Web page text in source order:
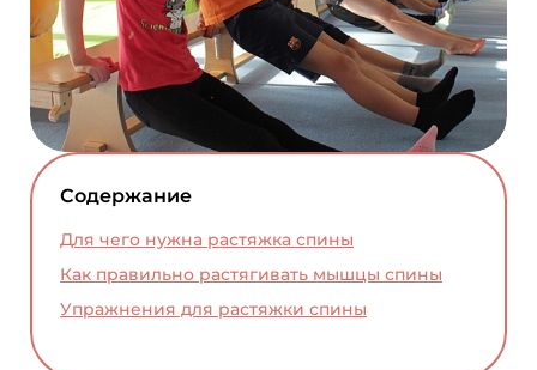
Содержание
Для чего нужна растяжка спины
Как правильно растягивать мышцы спины
Упражнения для растяжки спины